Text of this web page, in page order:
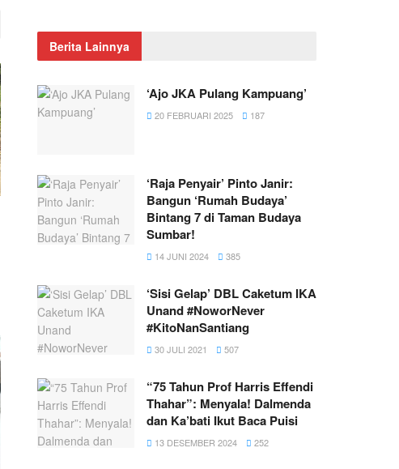
Berita Lainnya
‘Ajo JKA Pulang Kampuang’
20 FEBRUARI 2025 187
‘Raja Penyair’ Pinto Janir:
Bangun ‘Rumah Budaya’
Bintang 7 di Taman Budaya
Sumbar!
14 JUNI 2024 385
‘Sisi Gelap’ DBL Caketum IKA
Unand #NoworNever
#KitoNanSantiang
30 JULI 2021 507
“75 Tahun Prof Harris Effendi
Thahar”: Menyala! Dalmenda
dan Ka’bati Ikut Baca Puisi
13 DESEMBER 2024 252